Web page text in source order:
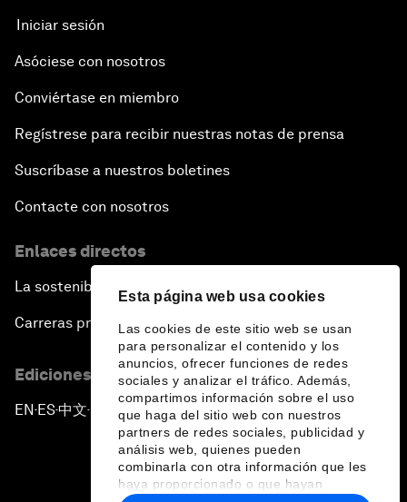
Esta página web usa cookies
Las cookies de este sitio web se usan
para personalizar el contenido y los
anuncios, ofrecer funciones de redes
sociales y analizar el tráfico. Además,
compartimos información sobre el uso
que haga del sitio web con nuestros
partners de redes sociales, publicidad y
análisis web, quienes pueden
combinarla con otra información que les
haya proporcionado o que hayan
Iniciar sesión
Asóciese con nosotros
Conviértase en miembro
Regístrese para recibir nuestras notas de prensa
Suscríbase a nuestros boletines
Contacte con nosotros
Enlaces directos
La sostenibilidad en el Foro
Carreras profesionales
Ediciones en otros idiomas
EN ▪ES▪中文▪ 日本語